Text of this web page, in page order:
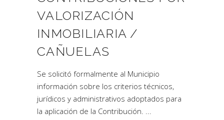
VALORIZACIÓN
INMOBILIARIA /
CAÑUELAS
Se solicitó formalmente al Municipio
información sobre los criterios técnicos,
jurídicos y administrativos adoptados para
la aplicación de la Contribución.